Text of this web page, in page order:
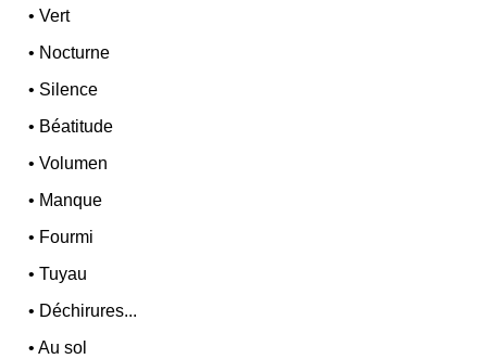
•Vert
• Nocturne
• Silence
• Béatitude
•Volumen
• Manque
• Fourmi
•Tuyau
• Déchirures...
•Au sol